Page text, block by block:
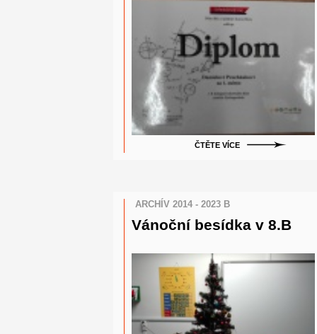
ČTĚTE VÍCE
ARCHÍV 2014 - 2023 B
Vánoční besídka v 8.B